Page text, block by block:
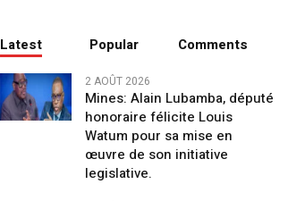
Latest Popular Comments
2 AOÛT 2026
Mines: Alain Lubamba, député
honoraire félicite Louis
Watum pour sa mise en
œuvre de son initiative
legislative.